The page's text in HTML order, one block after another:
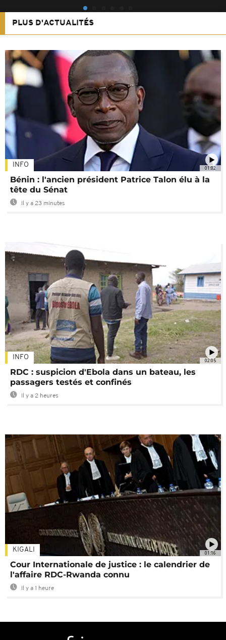
PLUS D'ACTUALITÉS
01:02
INFO
Bénin : l'ancien président Patrice Talon élu à la
tête du Sénat
Il y a 23 minutes
02:05
INFO
RDC : suspicion d'Ebola dans un bateau, les
passagers testés et confinés
Il y a 2 heures
01:16
KIGALI
Cour Internationale de justice : le calendrier de
l'affaire RDC-Rwanda connu
Il y a 1 heure